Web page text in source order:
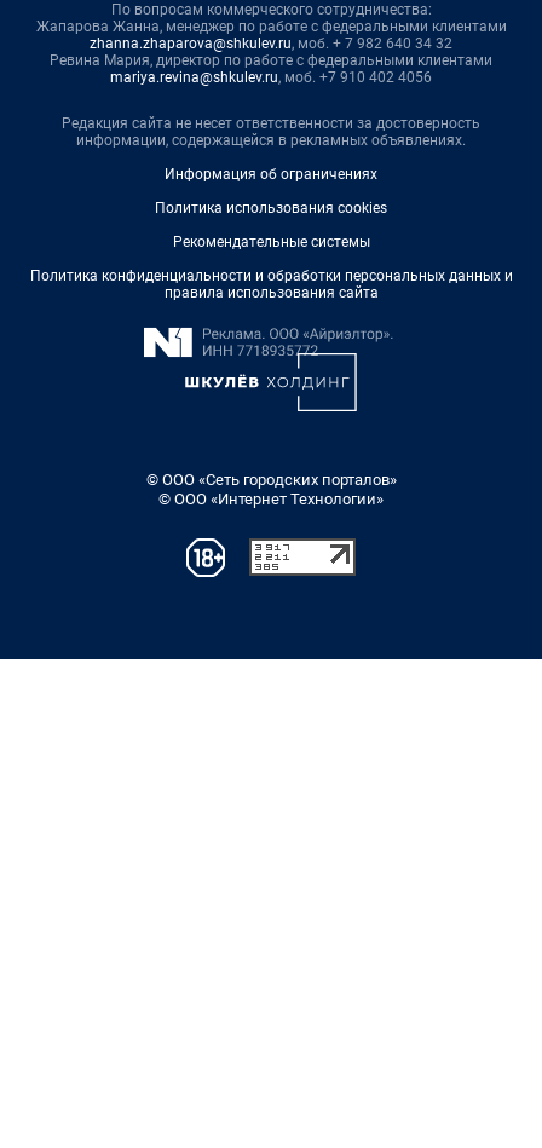
По вопросам коммерческого сотрудничества:
Жапарова Жанна, менеджер по работе с федеральными клиентами
zhanna.zhaparova@shkulev.ru, моб. + 7 982 640 34 32
Ревина Мария, директор по работе с федеральными клиентами
mariya.revina@shkulev.ru, моб. +7 910 402 4056
Редакция сайта не несет ответственности за достоверность
информации, содержащейся в рекламных объявлениях.
Информация об ограничениях
Политика использования cookies
Рекомендательные системы
Политика конфиденциальности и обработки персональных данных и
правила использования сайта
© ООО «Сеть городских порталов»
© ООО «Интернет Технологии»